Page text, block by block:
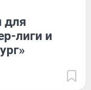
для
лиги и